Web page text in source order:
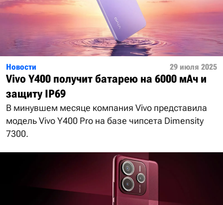
Новости 29 июля 2025
Vivo Y400 получит батарею на 6000 мАч и
защиту IP69
В минувшем месяце компания Vivo представила
модель Vivo Y400 Pro на базе чипсета Dimensity
7300.